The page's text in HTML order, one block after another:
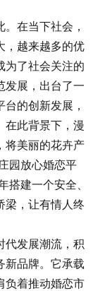
在当下社会，
，越来越多的优
为了社会关注的
发展，出台了一
的创新发展，
在此背景下，漫
将美丽的花卉产
园放心婚恋平
搭建一个安全、
梁，让有情人终
发展潮流，积
新品牌。它承载
负着推动婚恋市